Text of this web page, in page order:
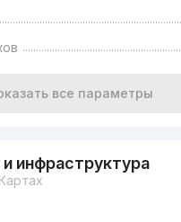
все параметры
инфраструктура